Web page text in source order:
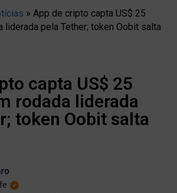
» App de cripto capta US$ 25
liderada pela Tether; token Oobit salta
capta US$ 25
rodada liderada
token Oobit salta